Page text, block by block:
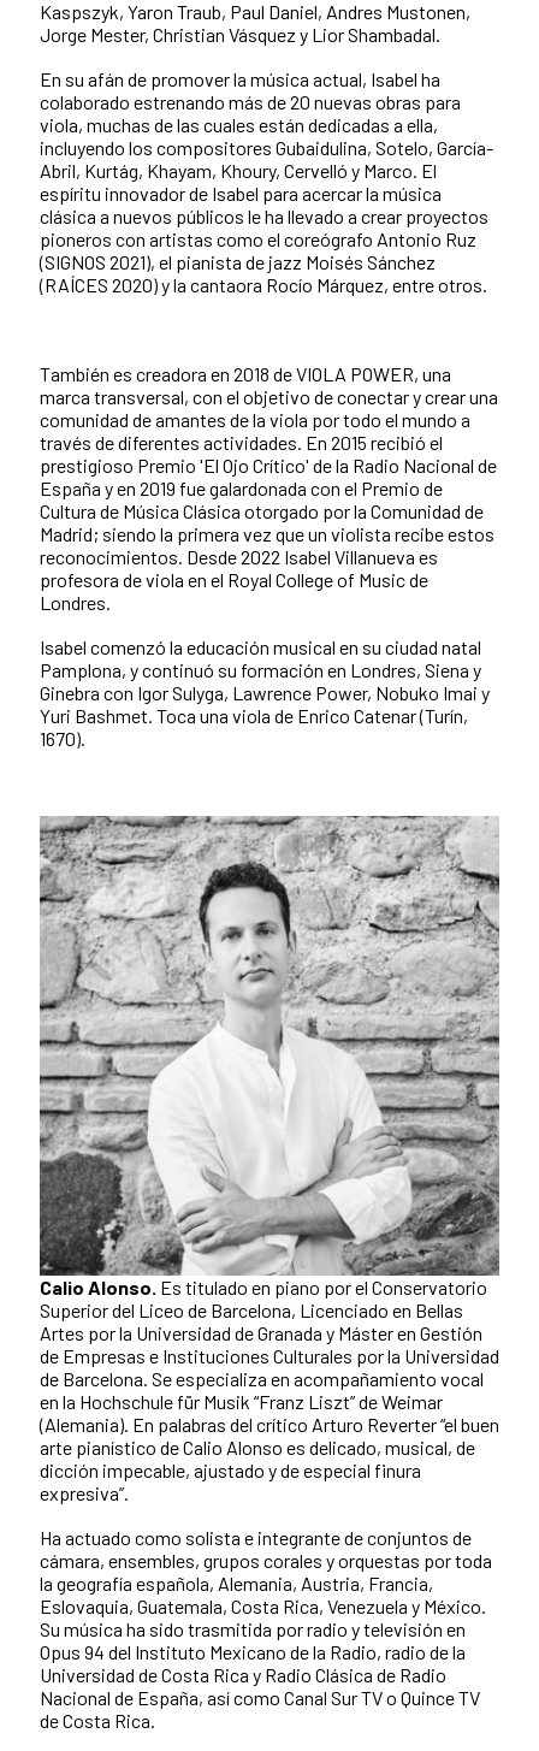
Kaspszyk, Yaron Traub, Paul Daniel, Andres Mustonen,
Jorge Mester, Christian Vásquez y Lior Shambadal.
En su afán de promover la música actual, Isabel ha
colaborado estrenando más de 20 nuevas obras para
viola, muchas de las cuales están dedicadas a ella,
incluyendo los compositores Gubaidulina, Sotelo, García-
Abril, Kurtág, Khayam, Khoury, Cervelló y Marco. El
espíritu innovador de Isabel para acercar la música
clásica a nuevos públicos le ha llevado a crear proyectos
pioneros con artistas como el coreógrafo Antonio Ruz
(SIGNOS 2021), el pianista de jazz Moisés Sánchez
(RAÍCES 2020) y la cantaora Rocío Márquez, entre otros.
También es creadora en 2018 de VIOLA POWER, una
marca transversal, con el objetivo de conectar y crear una
comunidad de amantes de la viola por todo el mundo a
través de diferentes actividades. En 2015 recibió el
prestigioso Premio 'El Ojo Crítico' de la Radio Nacional de
España y en 2019 fue galardonada con el Premio de
Cultura de Música Clásica otorgado por la Comunidad de
Madrid; siendo la primera vez que un violista recibe estos
reconocimientos. Desde 2022 Isabel Villanueva es
profesora de viola en el Royal College of Music de
Londres.
Isabel comenzó la educación musical en su ciudad natal
Pamplona, y continuó su formación en Londres, Siena y
Ginebra con Igor Sulyga, Lawrence Power, Nobuko Imai y
Yuri Bashmet. Toca una viola de Enrico Catenar (Turín,
1670).
Calio Alonso. Es titulado en piano por el Conservatorio
Superior del Liceo de Barcelona, Licenciado en Bellas
Artes por la Universidad de Granada y Máster en Gestión
de Empresas e Instituciones Culturales por la Universidad
de Barcelona. Se especializa en acompañamiento vocal
en la Hochschule für Musik “Franz Liszt” de Weimar
(Alemania). En palabras del crítico Arturo Reverter “el buen
arte pianístico de Calio Alonso es delicado, musical, de
dicción impecable, ajustado y de especial finura
expresiva”.
Ha actuado como solista e integrante de conjuntos de
cámara, ensembles, grupos corales y orquestas por toda
la geografía española, Alemania, Austria, Francia,
Eslovaquia, Guatemala, Costa Rica, Venezuela y México.
Su música ha sido trasmitida por radio y televisión en
Opus 94 del Instituto Mexicano de la Radio, radio de la
Universidad de Costa Rica y Radio Clásica de Radio
Nacional de España, así como Canal Sur TV o Quince TV
de Costa Rica.